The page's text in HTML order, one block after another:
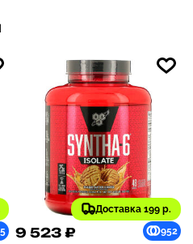
Доставка 199 р.
9 523 ₽ 952